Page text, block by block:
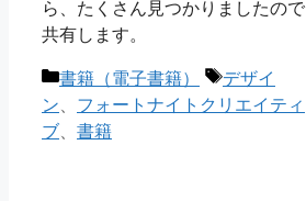
ら、たくさん見つかりましたので
共有します。
カ
ゴ
書籍（電子書籍）
タ
グ
デザイ
ン
フォートナイトクリエイティ
ブ
書籍